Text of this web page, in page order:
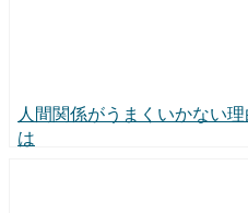
人間関係がうまくいかない
は